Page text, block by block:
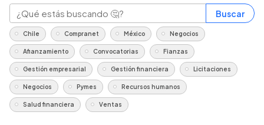
Buscar
Chile Compranet México Negocios
Afianzamiento Convocatorias Fianzas
Gestión empresarial Gestión financiera Licitaciones
Negocios Pymes Recursos humanos
Salud financiera Ventas